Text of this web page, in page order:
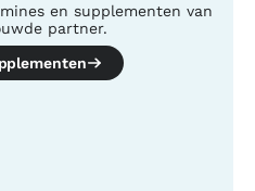
en supplementen van
partner.